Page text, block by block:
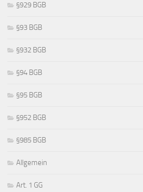
§929 BGB
§93 BGB
§932 BGB
§94 BGB
§95 BGB
§952 BGB
§985 BGB
Allgemein
Art. 1 GG